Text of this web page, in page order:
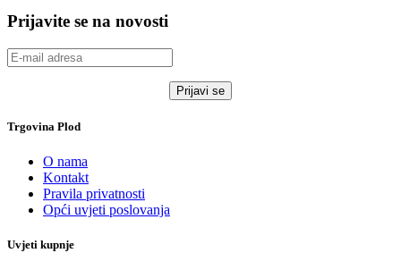
Prijavite se na novosti
Trgovina Plod
O nama
Kontakt
Pravila privatnosti
Opći uvjeti poslovanja
Uvjeti kupnje